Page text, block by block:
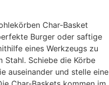
Char-Basket
Burger oder saftige
eines Werkzeugs zu
Schiebe die Körbe
auseinander und stelle eine